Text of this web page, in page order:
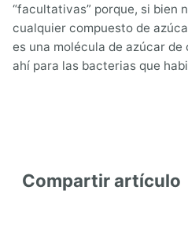
“facultativas” porque, si bien
cualquier compuesto de
es una molécula de azúcar
ahí para las bacterias que
Compartir artículo